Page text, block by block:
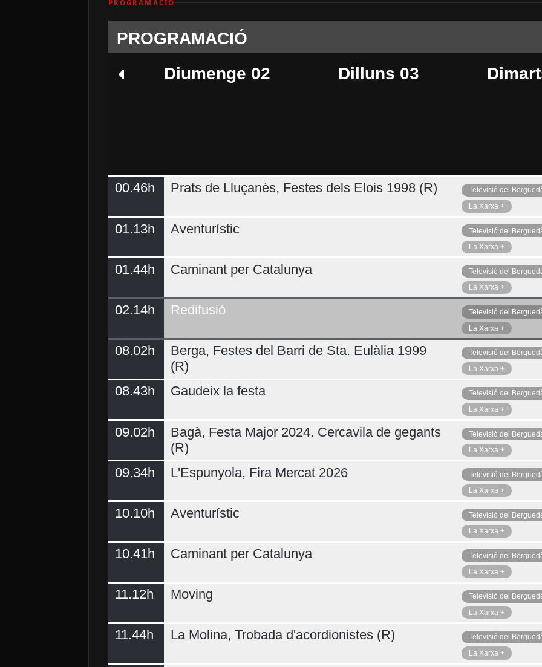
PROGRAMACIÓ
PROGRAMACIÓ
Diumenge 02
Dilluns 03
Dimecres 05 Dijous 06 Ahir
Demà
00.46h Prats de Lluçanès, Festes dels Elois 1998 (R)
Televisió del
La Xarxa +
01.13h Aventurístic
Televisió del
La Xarxa +
01.44h Caminant per Catalunya
Televisió del
La Xarxa +
02.14h Redifusió
Televisió del
La Xarxa +
08.02h
Berga, Festes del Barri de Sta. Eulàlia 1999
(R)
Televisió del
La Xarxa +
08.43h Gaudeix la festa
Televisió del
La Xarxa +
09.02h
Bagà, Festa Major 2024. Cercavila de gegants
(R)
Televisió del
La Xarxa +
09.34h L'Espunyola, Fira Mercat 2026
Televisió del
La Xarxa +
10.10h Aventurístic
Televisió del
La Xarxa +
10.41h Caminant per Catalunya
Televisió del
La Xarxa +
11.12h Moving
Televisió del
La Xarxa +
11.44h La Molina, Trobada d'acordionistes (R)
Televisió del
La Xarxa +